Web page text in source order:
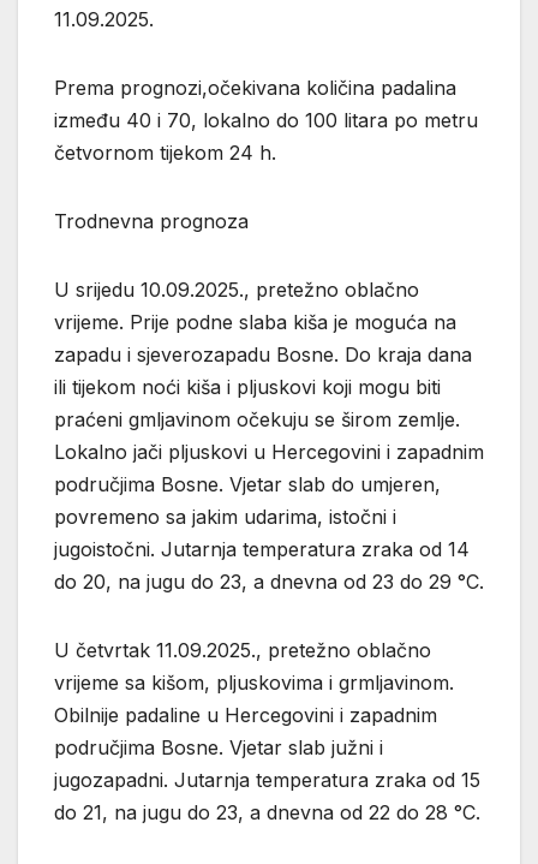
11.09.2025.
Prema prognozi,očekivana količina padalina
između 40 i 70, lokalno do 100 litara po metru
četvornom tijekom 24 h.
Trodnevna prognoza
U srijedu 10.09.2025., pretežno oblačno
vrijeme. Prije podne slaba kiša je moguća na
zapadu i sjeverozapadu Bosne. Do kraja dana
ili tijekom noći kiša i pljuskovi koji mogu biti
praćeni gmljavinom očekuju se širom zemlje.
Lokalno jači pljuskovi u Hercegovini i zapadnim
područjima Bosne. Vjetar slab do umjeren,
povremeno sa jakim udarima, istočni i
jugoistočni. Jutarnja temperatura zraka od 14
do 20, na jugu do 23, a dnevna od 23 do 29 °C.
U četvrtak 11.09.2025., pretežno oblačno
vrijeme sa kišom, pljuskovima i grmljavinom.
Obilnije padaline u Hercegovini i zapadnim
područjima Bosne. Vjetar slab južni i
jugozapadni. Jutarnja temperatura zraka od 15
do 21, na jugu do 23, a dnevna od 22 do 28 °C.